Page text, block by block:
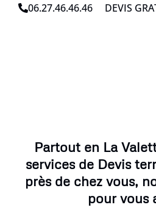
06.27.46.46.46 DEVIS
Partout en La
services de Devis
près de chez vous,
pour vous